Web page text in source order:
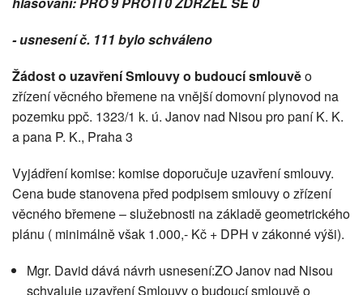
- usnesení č. 111 bylo schváleno
Žádost o uzavření Smlouvy o budoucí smlouvěo
zřízení věcného břemene na vnější domovní plynovod na
pozemku ppč. 1323/1 k. ú. Janov nad Nisou pro paní K. K.
a pana P. K., Praha 3
Vyjádření komise: komise doporučuje uzavření smlouvy.
Cena bude stanovena před podpisem smlouvy o zřízení
věcného břemene – služebnosti na základě geometrického
plánu ( minimálně však 1.000,- Kč + DPH v zákonné výši).
Mgr. David dává návrh usnesení:ZO Janov nad Nisou
schvaluje uzavření Smlouvy o budoucí smlouvě o